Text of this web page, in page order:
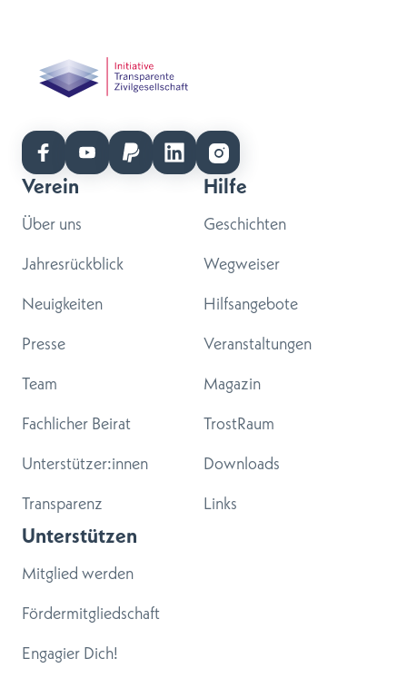
Verein
Über uns
Jahresrückblick
Neuigkeiten
Presse
Team
Fachlicher Beirat
Unterstützer:innen
Transparenz
Hilfe
Geschichten
Wegweiser
Hilfsangebote
Veranstaltungen
Magazin
TrostRaum
Downloads
Links
Unterstützen
Mitglied werden
Fördermitgliedschaft
Engagier Dich!